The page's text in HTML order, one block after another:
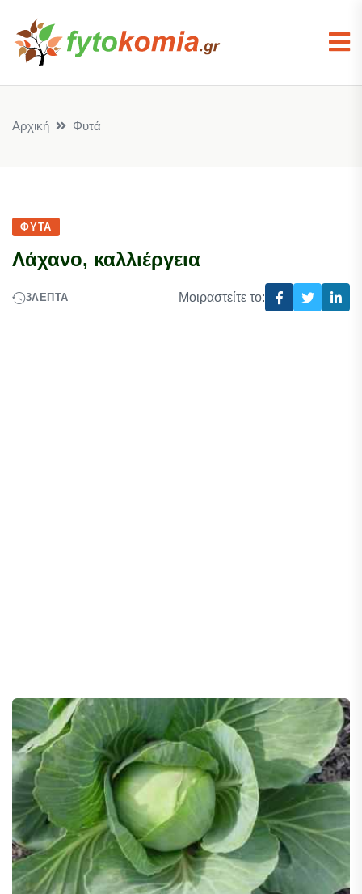
Αρχική Φυτά
ΦΥΤΆ
Λάχανο, καλλιέργεια
3ΛΕΠΤΆ Μοιραστείτε το: